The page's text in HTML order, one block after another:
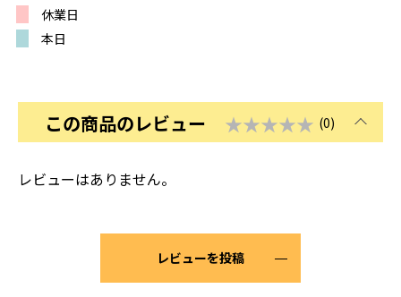
休業日
本日
この商品のレビュー ★★★★★ (0)
レビューはありません。
レビューを投稿